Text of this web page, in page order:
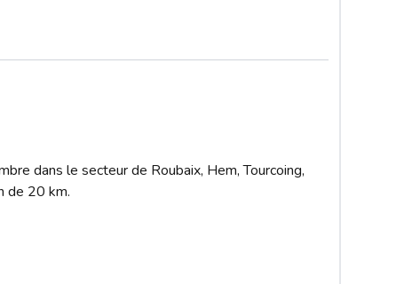
dans le secteur de Roubaix, Hem, Tourcoing,
de 20 km.